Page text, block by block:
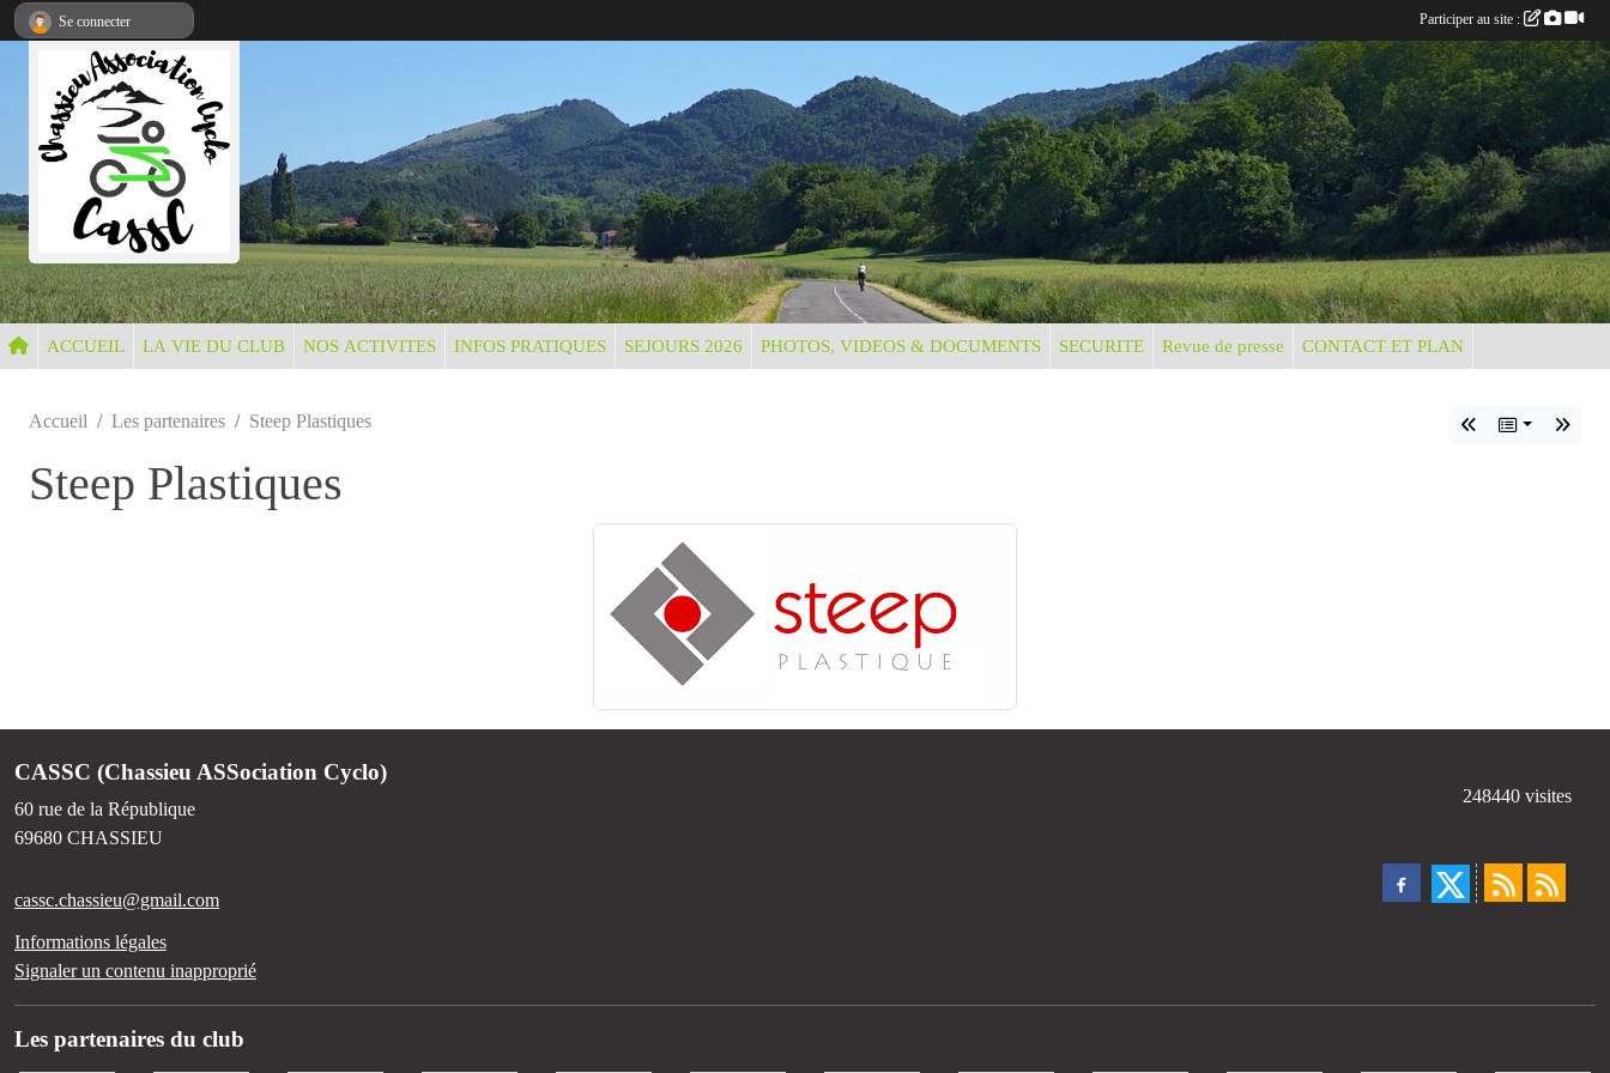
ACCUEIL LA VIE DU CLUB NOS ACTIVITES INFOS PRATIQUES SEJOURS 2026 PHOTOS, VIDEOS & DOCUMENTS SECURITE Revue de presse CONTACT ET PLAN
Accueil Les partenaires Steep Plastiques
Steep Plastiques
CASSC (Chassieu ASSociation Cyclo)
60 rue de la République
69680 CHASSIEU
cassc.chassieu@gmail.com
Informations légales
Signaler un contenu inapproprié
248440 visites
Les partenaires du club
Se connecter Participer au site :
Panneau de gestion des cookies